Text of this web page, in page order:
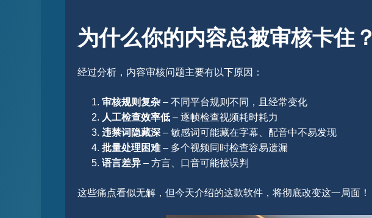
为什么你的内容总被审核卡住？
经过分析，内容审核问题主要有以下原因：
审核规则复杂 – 不同平台规则不同，且经常变化
人工检查效率低 – 逐帧检查视频耗时耗力
违禁词隐藏深 – 敏感词可能藏在字幕、配音中不易发现
批量处理困难– 多个视频同时检查容易遗漏
语言差异 – 方言、口音可能被误判
这些痛点看似无解，但今天介绍的这款软件，将彻底改变这一局面！